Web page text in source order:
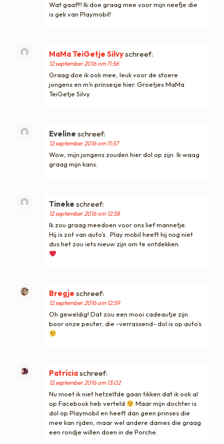
Wat gaaf!!! Ik doe graag mee voor mijn neefje die
is gek van Playmobil!
MaMa TeiGetje Silvyschreef:
12 september 2016 om 11:56
Graag doe ik ook mee, leuk voor de stoere
jongens en m’n prinsesje hier. Groetjes MaMa
TeiGetje Silvy
Eveline schreef:
12 september 2016 om 11:57
Wow, mijn jongens zouden hier dol op zijn. Ik waag
graag mijn kans.
Tineke schreef:
12 september 2016 om 12:58
Ik zou graag meedoen voor ons lief mannetje.
Hij is zot van auto’s . Play mobil heeft hij nog niet
dus het zou iets nieuw zijn om te ontdekken.
Bregje schreef:
12 september 2016 om 12:59
Oh geweldig! Dat zou een mooi cadeautje zijn
boor onze peuter, die -verrassend- dol is op auto’s
Patriciaschreef:
12 september 2016 om 13:02
Nu moet ik niet hetzelfde gaan tikken dat ik ook al
op Facebook heb verteld
Maar mijn dochter is
dol op Playmobil en heeft dan geen prinses die
mee kan rijden, maar wel andere dames die graag
een rondje willen doen in de Porche.